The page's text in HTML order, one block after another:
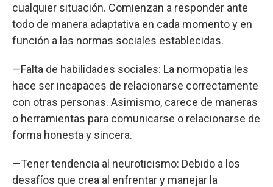
cualquier situación. Comienzan a responder ante
todo de manera adaptativa en cada momento y en
función a las normas sociales establecidas.
—Falta de habilidades sociales: La normopatia les
hace ser incapaces de relacionarse correctamente
con otras personas. Asimismo, carece de maneras
o herramientas para comunicarse o relacionarse de
forma honesta y sincera.
—Tener tendencia al neuroticismo: Debido a los
desafíos que crea al enfrentar y manejar la